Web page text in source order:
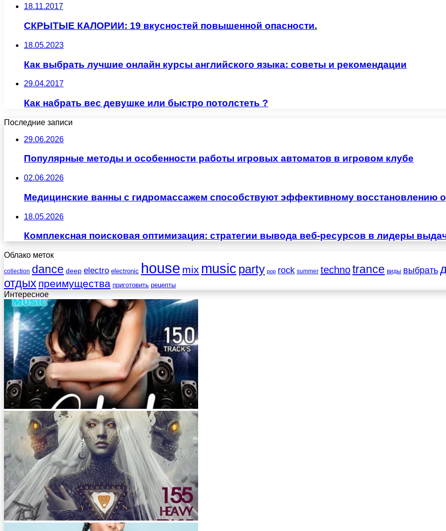
18.11.2017
СКРЫТЫЕ КАЛОРИИ: 19 вкусностей повышенной опасности.
18.05.2023
Как выбрать лучшие онлайн курсы английского языка: советы и рекомендации
29.04.2017
Как набрать вес девушке или быстро потолстеть ?
Последние записи
29.06.2026
Популярные методы и особенности работы игровых автоматов в игровом клубе
02.06.2026
Медицинские ванны с гидромассажем способствуют эффективному восстановлению
18.05.2026
Комплексная поисковая оптимизация: стратегии вывода веб-ресурсов в лидеры
Облако меток
collection dance deep electro electronic house mix music party pop rock summer technotrance виды выбрать
отдых преимущества приготовить рецепты
Интересное